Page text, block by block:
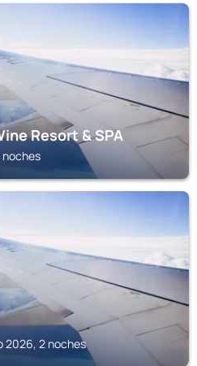
Resort & SPA
noches
2026, 2 noches